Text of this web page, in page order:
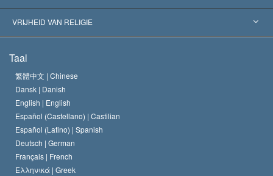
Historische Beslissingen
’s Werelds Meest Vooraanstaande Experts
L. Ron Hubbard
Het Credo van de Scientology Kerk
De Code van een Scientoloog
David Miscavige
VRIJHEID VAN RELIGIE
Internationale Mensenrechten Standaards
Verklaring over Religie
Taal
繁體中文 | Chinese
Dansk | Danish
English | English
Español (Castellano) | Castilian
Español (Latino) | Spanish
Deutsch | German
Français | French
Ελληνικά | Greek